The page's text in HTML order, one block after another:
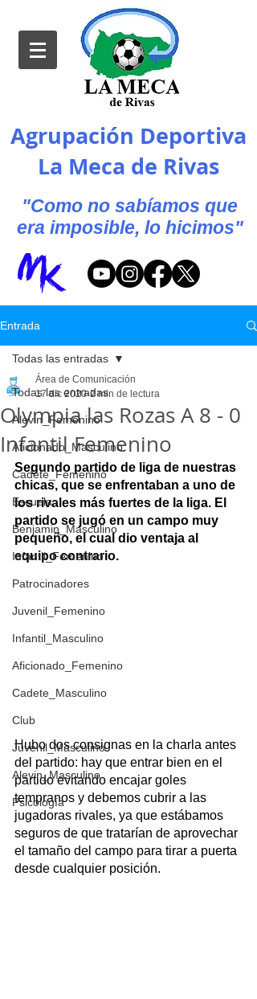
Agrupación Deportiva
La Meca de Rivas
"Como no sabíamos que
era imposible, lo hicimos"
Entrada
Todas las entradas
Alevin_Femenino
Aficionado_Masculino
Cadete_Femenino
Escuela
Benjamin_Masculino
Infantil_Femenino
Patrocinadores
Juvenil_Femenino
Infantil_Masculino
Aficionado_Femenino
Cadete_Masculino
Club
Juvenil_Masculino
Alevin_Masculino
Psicología
Todas las entradas
Olympia las Rozas A 8 - 0
Infantil Femenino
Área de Comunicación
17 dic 2020 2 min de lectura
Segundo partido de liga de nuestras
chicas, que se enfrentaban a uno de
los rivales más fuertes de la liga. El
partido se jugó en un campo muy
pequeño, el cual dio ventaja al
equipo contrario.
Hubo dos consignas en la charla antes
del partido: hay que entrar bien en el
partido evitando encajar goles
tempranos y debemos cubrir a las
jugadoras rivales, ya que estábamos
seguros de que tratarían de aprovechar
el tamaño del campo para tirar a puerta
desde cualquier posición.